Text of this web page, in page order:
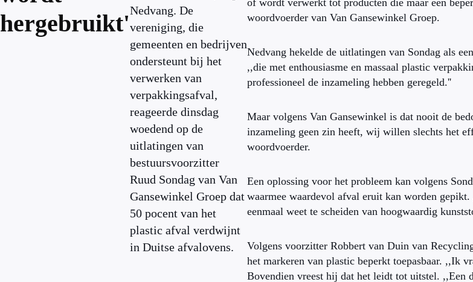
hergebruikt'Nedvang. De
vereniging, die
gemeenten en bedrijven
ondersteunt bij het
verwerken van
verpakkingsafval,
reageerde dinsdag
woedend op de
uitlatingen van
bestuursvoorzitter
Ruud Sondag van Van
Gansewinkel Groep dat
50 pocent van het
plastic afval verdwijnt
in Duitse afvalovens.
of wordt verwerkt tot producten die maar een
woordvoerder van Van Gansewinkel Groep.
Nedvang hekelde de uitlatingen van Sondag als
,,die met enthousiasme en massaal plastic
professioneel de inzameling hebben geregeld.''
Maar volgens Van Gansewinkel is dat nooit de
inzameling geen zin heeft, wij willen slechts het
woordvoerder.
Een oplossing voor het probleem kan volgens
waarmee waardevol afval eruit kan worden
eenmaal weet te scheiden van hoogwaardig
Volgens voorzitter Robbert van Duin van
het markeren van plastic beperkt toepasbaar. ,,Ik
Bovendien vreest hij dat het leidt tot uitstel. ,,Een